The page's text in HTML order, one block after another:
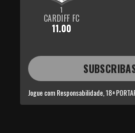
1
CARDIFF FC
11.00
Jogue com Responsabilidade, 18+